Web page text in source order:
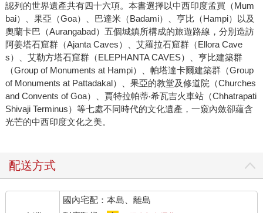
認列的世界遺產共有四十六項。本書選擇以中西印度孟買（Mum
bai）、果亞（Goa）、巴達米（Badami）、亨比（Hampi）以及
奧蘭卡巴（Aurangabad）五個城鎮所構成的旅遊路線，分別造訪
阿姜塔石窟群（Ajanta Caves）、艾羅拉石窟群（Ellora Cave
s）、艾勒方塔石窟群（ELEPHANTA CAVES）、亨比建築群
（Group of Monuments at Hampi）、帕塔達卡爾建築群（Group
of Monuments at Pattadakal）、果亞的教堂及修道院（Churches
and Convents of Goa）、賈特拉帕蒂‧希瓦吉火車站（Chhatrapati
Shivaji Terminus）等七處不同時代的文化遺產，一窺內斂卻蘊含
光芒的中西印度文化之美。
配送方式
國內宅配：本島、離島